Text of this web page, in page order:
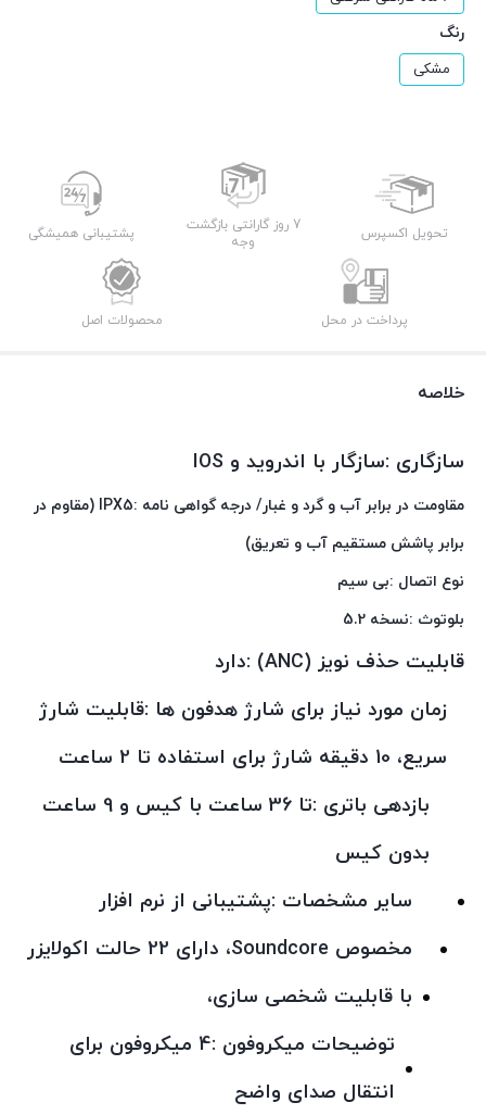
رنگ
مشکی
تحویل اکسپرس
7 روز گارانتی بازگشت
وجه
پشتیبانی همیشگی
پرداخت در محل محصولات اصل
خلاصه
سازگاری :سازگار با اندروید و IOS
مقاومت در برابر آب و گرد و غبار/ درجه گواهی‌ نامه :IPX5 (مقاوم در
برابر پاشش مستقیم آب و تعریق)
نوع اتصال :بی‌ سیم
بلوتوث :نسخه 5.2
قابلیت حذف نویز (ANC) :دارد
زمان مورد نیاز برای شارژ هدفون ها :قابلیت شارژ
سریع، 10 دقیقه شارژ برای استفاده تا 2 ساعت
بازدهی باتری :تا 36 ساعت با کیس و 9 ساعت
بدون کیس
سایر مشخصات :پشتیبانی از نرم افزار
مخصوص Soundcore، دارای 22 حالت اکولایزر
با قابلیت شخصی سازی،
توضیحات میکروفون :4 میکروفون برای
انتقال صدای واضح